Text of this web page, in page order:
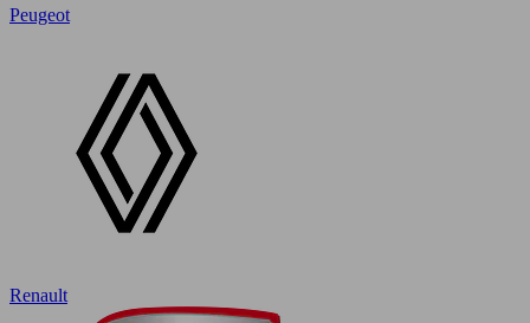
Peugeot
Renault